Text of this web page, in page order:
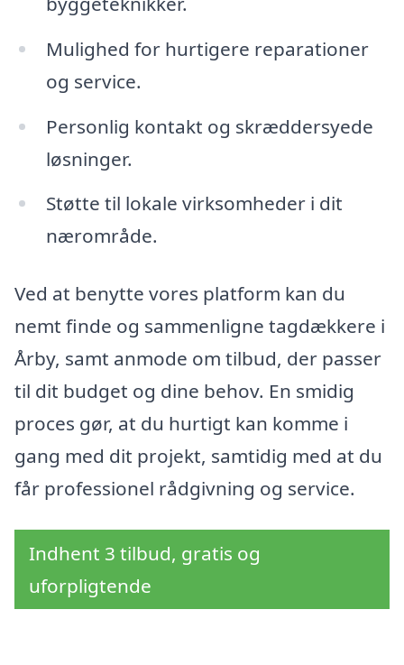
Mulighed for hurtigere reparationer
og service.
Personlig kontakt og skræddersyede
løsninger.
Støtte til lokale virksomheder i dit
nærområde.
Ved at benytte vores platform kan du
nemt finde og sammenligne tagdækkere i
Årby, samt anmode om tilbud, der passer
til dit budget og dine behov. En smidig
proces gør, at du hurtigt kan komme i
gang med dit projekt, samtidig med at du
får professionel rådgivning og service.
Indhent 3 tilbud, gratis og
uforpligtende